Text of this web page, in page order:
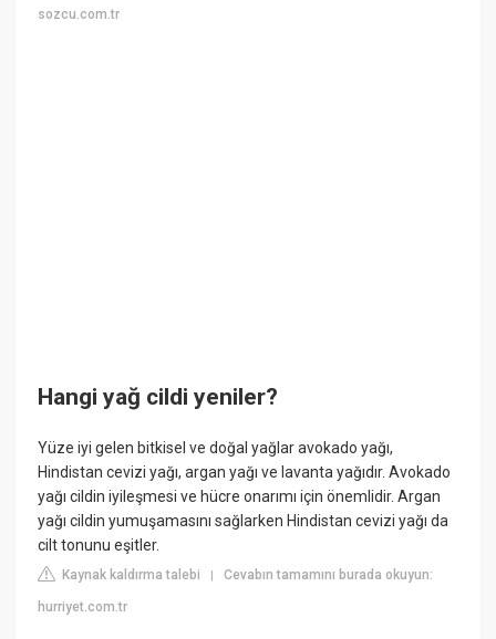
sozcu.com.tr
Hangi yağ cildi yeniler?
Yüze iyi gelen bitkisel ve doğal yağlar avokado yağı,
Hindistan cevizi yağı, argan yağı ve lavanta yağıdır. Avokado
yağı cildin iyileşmesi ve hücre onarımı için önemlidir. Argan
yağı cildin yumuşamasını sağlarken Hindistan cevizi yağı da
cilt tonunu eşitler.
Kaynak kaldırma talebi |Cevabın tamamını burada okuyun:
hurriyet.com.tr